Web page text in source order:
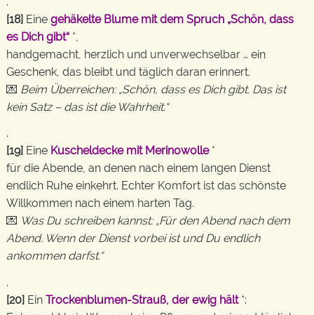
[18] Eine gehäkelte Blume mit dem Spruch „Schön, dass
es Dich gibt“ *,
handgemacht, herzlich und unverwechselbar … ein
Geschenk, das bleibt und täglich daran erinnert.
💌 Beim Überreichen: „Schön, dass es Dich gibt. Das ist
kein Satz – das ist die Wahrheit.“
.
[19] Eine Kuscheldecke mit Merinowolle*
für die Abende, an denen nach einem langen Dienst
endlich Ruhe einkehrt. Echter Komfort ist das schönste
Willkommen nach einem harten Tag.
💌 Was Du schreiben kannst: „Für den Abend nach dem
Abend. Wenn der Dienst vorbei ist und Du endlich
ankommen darfst.“
.
[20] Ein Trockenblumen-Strauß, der ewig hält*: